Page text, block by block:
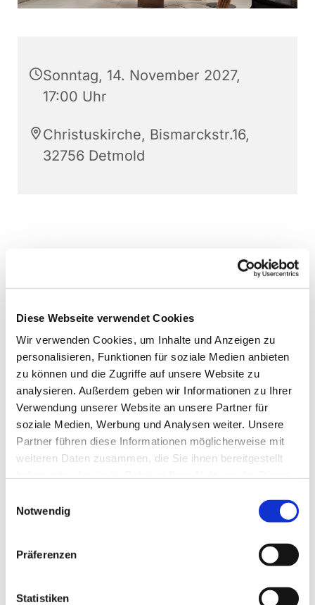
Diese Webseite verwendet Cookies
Wir verwenden Cookies, um Inhalte und Anzeigen zu
personalisieren, Funktionen für soziale Medien anbieten
zu können und die Zugriffe auf unsere Website zu
analysieren. Außerdem geben wir Informationen zu Ihrer
Verwendung unserer Website an unsere Partner für
soziale Medien, Werbung und Analysen weiter. Unsere
Partner führen diese Informationen möglicherweise mit
weiteren Daten zusammen, die Sie ihnen bereitgestellt
Notwendig
Präferenzen
Statistiken
Sonntag, 14. November 2027,
17:00 Uhr
Christuskirche, Bismarckstr.16,
32756 Detmold
Dies könnte Sie auch